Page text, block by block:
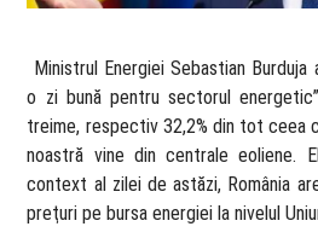
Ministrul Energiei Sebastian
o zi bună pentru sectorul
treime, respectiv 32,2% din tot ceea
noastră vine din centrale eoliene.
context al zilei de astăzi, România
preţuri pe bursa energiei la nivelul